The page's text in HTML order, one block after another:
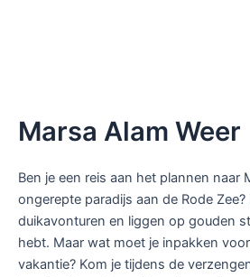
Marsa Alam Weer
Ben je een reis aan het plannen naar
ongerepte paradijs aan de Rode
duikavonturen en liggen op gouden
hebt. Maar wat moet je inpakken
vakantie? Kom je tijdens de